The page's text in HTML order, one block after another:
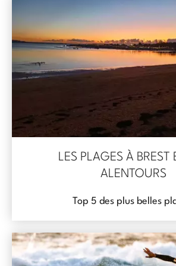
LES PLAGES À BREST
ALENTOURS
Top 5 des plus belles